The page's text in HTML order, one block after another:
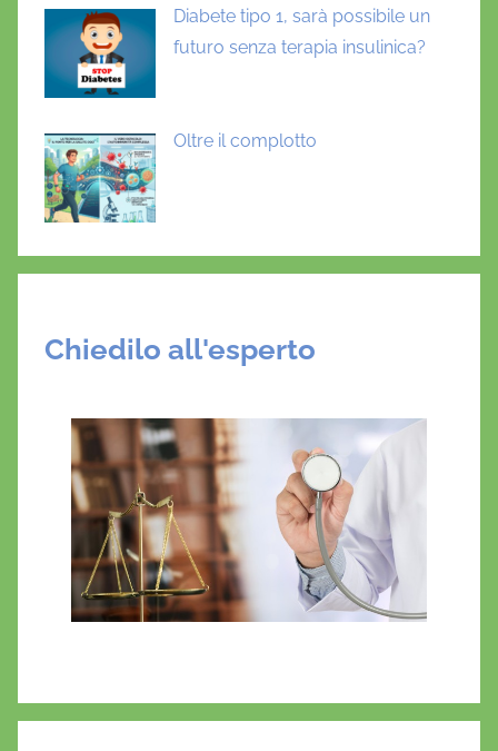
Diabete tipo 1, sarà possibile un
futuro senza terapia insulinica?
Oltre il complotto
Chiedilo all'esperto